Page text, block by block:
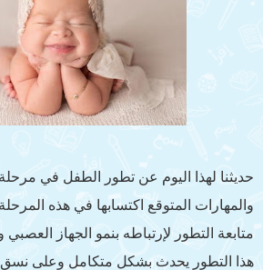
حديثنا لهذا اليوم عن تطور الطفل في مرحلة
والمهارات المتوقع اكتسابها في هذه
متابعة التطور لإرتباطه بنمو الجهاز
هذا التطور يحدث بشكل متكامل وعلى